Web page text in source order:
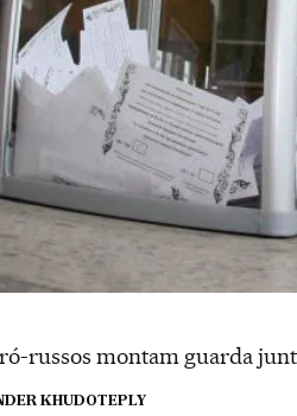
russos montam guarda
KHUDOTEPLY